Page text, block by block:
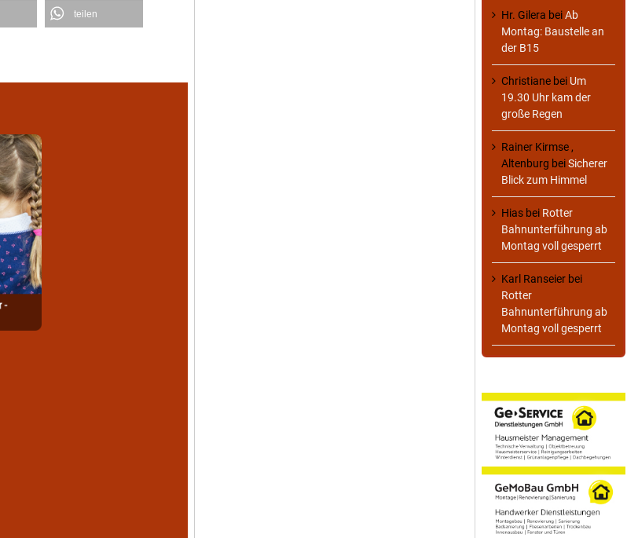
teilen Hr. Gilera beiAb
Montag: Baustelle an
der B15
Christiane bei Um
19.30 Uhr kam der
große Regen
Rainer Kirmse ,
Altenburg beiSicherer
Blick zum Himmel
Hias bei Rotter
Bahnunterführung ab
Montag voll gesperrt
Karl Ranseier bei
Rotter
Bahnunterführung ab
Montag voll gesperrt